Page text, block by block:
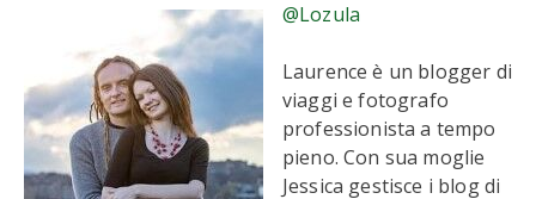
@Lozula
Laurence è un blogger di
viaggi e fotografo
professionista a tempo
pieno. Con sua moglie
Jessica gestisce i blog di